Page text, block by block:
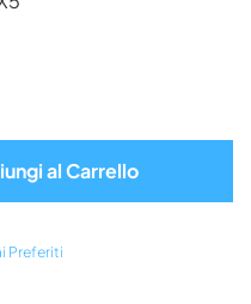
al Carrello
Preferiti